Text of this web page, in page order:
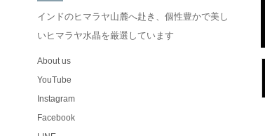
インドのヒマラヤ山麓へ赴き、個性豊かで美し
いヒマラヤ水晶を厳選しています
About us
YouTube
Instagram
Facebook